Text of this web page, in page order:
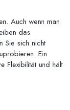
Auch wenn man
das
Sie sich nicht
Ein
Flexibilität und hält